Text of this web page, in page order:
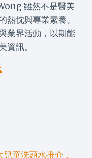
雖然不是醫美
熱忱與專業素養。
業界活動，以期能
資訊。
童洗頭水推介，